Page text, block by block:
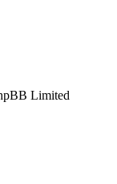
Limited